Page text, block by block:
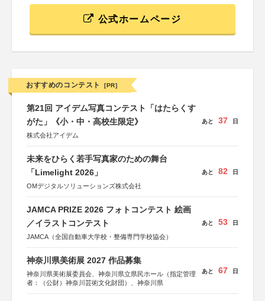
公式ホームページ
おすすめのコンテスト [PR]
第21回 アイデム写真コンテスト「はたらくす
がた」《小・中・高校生限定》
株式会社アイデム
あと 37 日
未来をひらく若手写真家のための舞台
「Limelight 2026」
OMデジタルソリューションズ株式会社
あと 82 日
JAMCA PRIZE 2026 フォトコンテスト 絵画
／イラストコンテスト
JAMCA（全国自動車大学校・整備専門学校協会）
あと 53 日
神奈川県美術展 2027 作品募集
神奈川県美術展委員会、神奈川県立県民ホール（指定管理
者：（公財）神奈川芸術文化財団）、神奈川県
あと 67 日